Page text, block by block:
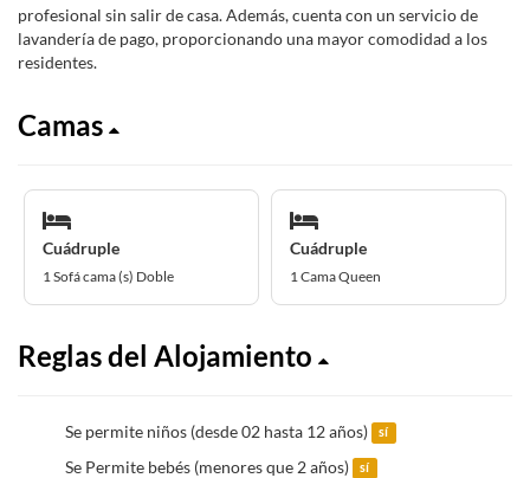
profesional sin salir de casa. Además, cuenta con un servicio de
lavandería de pago, proporcionando una mayor comodidad a los
residentes.
Camas
Cuádruple
1 Sofá cama (s) Doble
Cuádruple
1 Cama Queen
Reglas del Alojamiento
Se permite niños (desde 02 hasta 12 años) sí
Se Permite bebés (menores que 2 años) sí